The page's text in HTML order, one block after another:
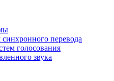
перевода
голосования
звука